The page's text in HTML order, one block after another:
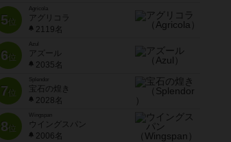
5位
Agricola
アグリコラ
2119名
6位
Azul
アズール
2035名
7位
宝石の煌き
2028名
8位
Wingspan
ウイングスパン
2006名